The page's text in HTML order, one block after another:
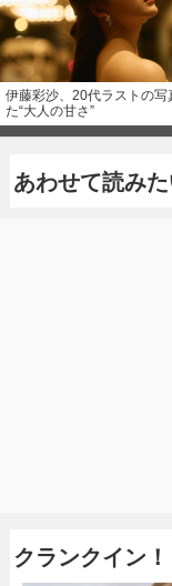
伊藤彩沙、20代ラストの写
た“大人の甘さ”
あわせて読み
クランクイン